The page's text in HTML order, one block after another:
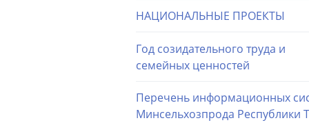
НАЦИОНАЛЬНЫЕ ПРОЕКТЫ
Год созидательного труда и
семейных ценностей
Перечень информационных
Минсельхозпрода Республики